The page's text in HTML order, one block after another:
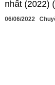
nhất (2022)
06/06/2022